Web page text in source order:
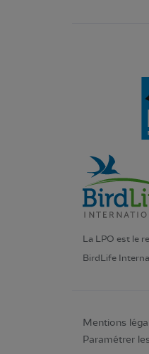
La LPO est le
BirdLife
Mentions
Paramétrer